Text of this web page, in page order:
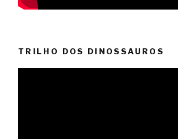
TRILHO DOS DINOSSAUROS